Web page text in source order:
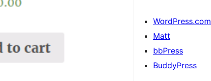
WordPress.com
Matt
bbPress
BuddyPress